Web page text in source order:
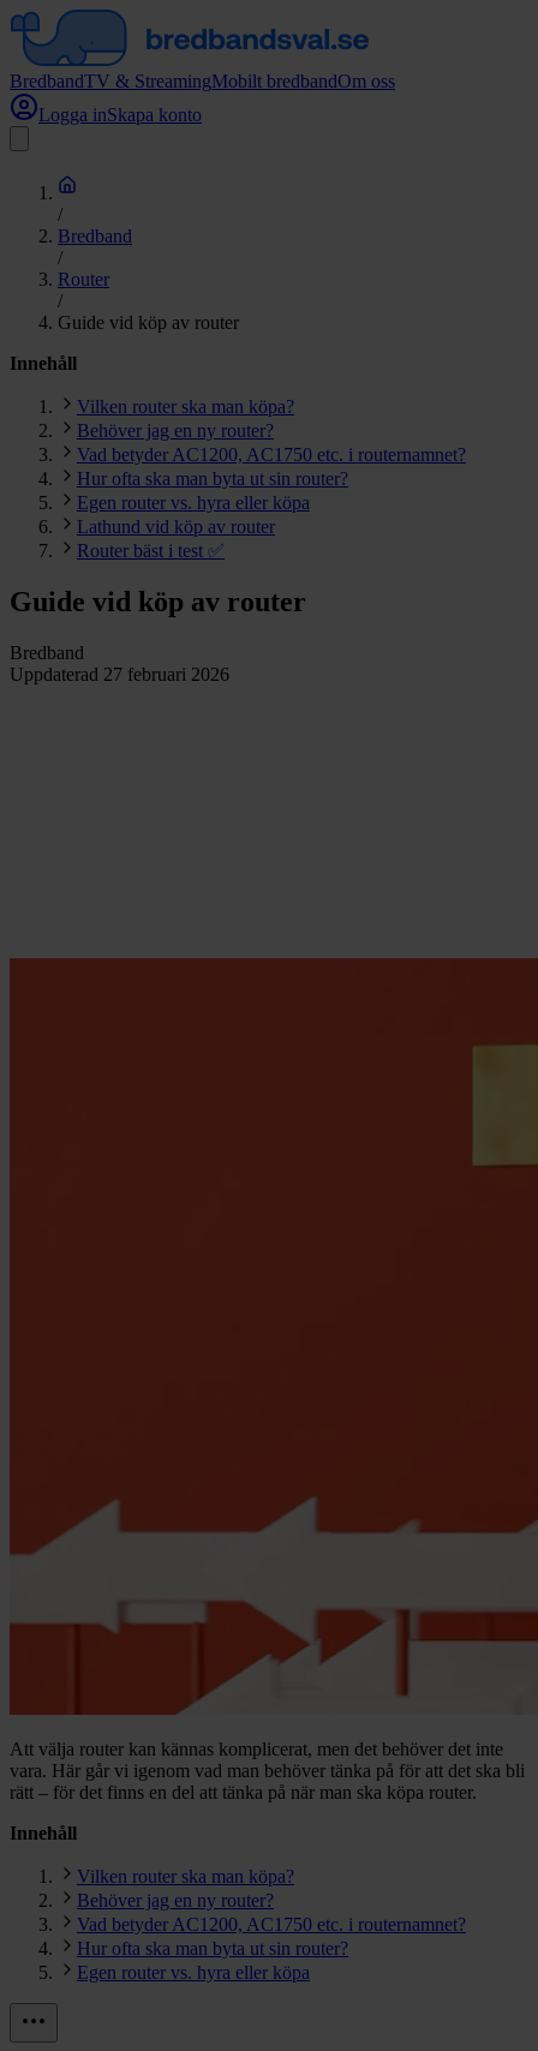
BredbandTV & StreamingMobilt bredbandOm oss
Logga inSkapa konto
/
Bredband
/
Router
/
Guide vid köp av router
Innehåll
Vilken router ska man köpa?
Behöver jag en ny router?
Vad betyder AC1200, AC1750 etc. i routernamnet?
Hur ofta ska man byta ut sin router?
Egen router vs. hyra eller köpa
Lathund vid köp av router
Router bäst i test ✅
Guide vid köp av router
Bredband
Uppdaterad 27 februari 2026
Att välja router kan kännas komplicerat, men det behöver det inte
vara. Här går vi igenom vad man behöver tänka på för att det ska bli
rätt – för det finns en del att tänka på när man ska köpa router.
Innehåll
Vilken router ska man köpa?
Behöver jag en ny router?
Vad betyder AC1200, AC1750 etc. i routernamnet?
Hur ofta ska man byta ut sin router?
Egen router vs. hyra eller köpa